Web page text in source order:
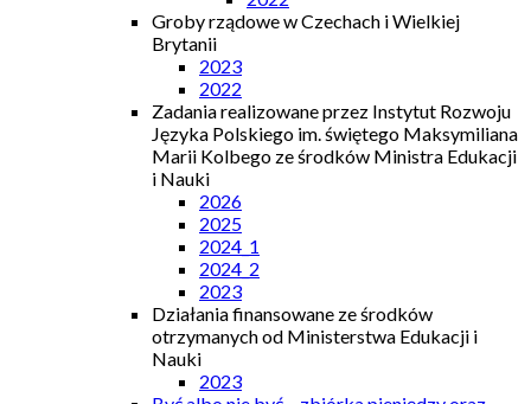
Groby rządowe w Czechach i Wielkiej
Brytanii
2023
2022
Zadania realizowane przez Instytut Rozwoju
Języka Polskiego im. świętego Maksymiliana
Marii Kolbego ze środków Ministra Edukacji
i Nauki
2026
2025
2024_1
2024_2
2023
Działania finansowane ze środków
otrzymanych od Ministerstwa Edukacji i
Nauki
2023